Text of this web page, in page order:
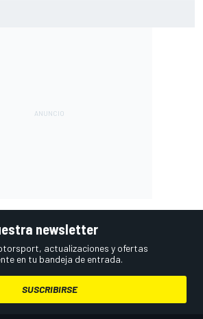
newsletter
actualizaciones y ofertas
en tu bandeja de entrada.
SUSCRIBIRSE